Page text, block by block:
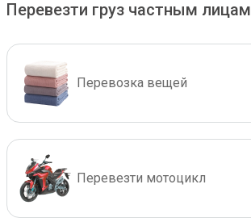
Перевезти груз частным лицам
Перевозка вещей
Перевезти мотоцикл